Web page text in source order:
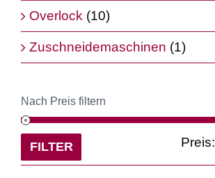
Overlock (10)
Zuschneidemaschinen (1)
Nach Preis filtern
FILTER Preis: